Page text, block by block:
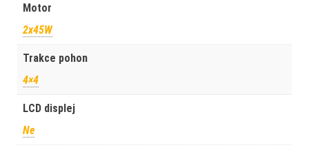
Motor
2x45W
Trakce pohon
4×4
LCD displej
Ne